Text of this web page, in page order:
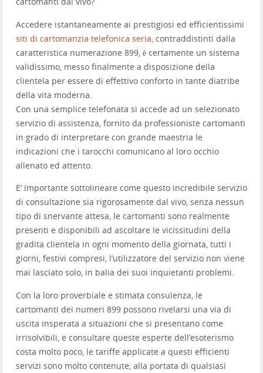
Accedere istantaneamente ai prestigiosi ed efficientissimi
siti di cartomanzia telefonica seria , contraddistinti dalla
caratteristica numerazione 899, è certamente un sistema
validissimo, messo finalmente a disposizione della
clientela per essere di effettivo conforto in tante diatribe
della vita moderna.
Con una semplice telefonata si accede ad un selezionato
servizio di assistenza, fornito da professioniste cartomanti
in grado di interpretare con grande maestria le
indicazioni che i tarocchi comunicano al loro occhio
allenato ed attento.
E’ importante sottolineare come questo incredibile servizio
di consultazione sia rigorosamente dal vivo, senza nessun
tipo di snervante attesa, le cartomanti sono realmente
presenti e disponibili ad ascoltare le vicissitudini della
gradita clientela in ogni momento della giornata, tutti i
giorni, festivi compresi, l’utilizzatore del servizio non viene
mai lasciato solo, in balia dei suoi inquietanti problemi.
Con la loro proverbiale e stimata consulenza, le
cartomanti dei numeri 899 possono rivelarsi una via di
uscita insperata a situazioni che si presentano come
irrisolvibili, e consultare queste esperte dell’esoterismo
costa molto poco, le tariffe applicate a questi efficienti
servizi sono molto contenute, alla portata di qualsiasi